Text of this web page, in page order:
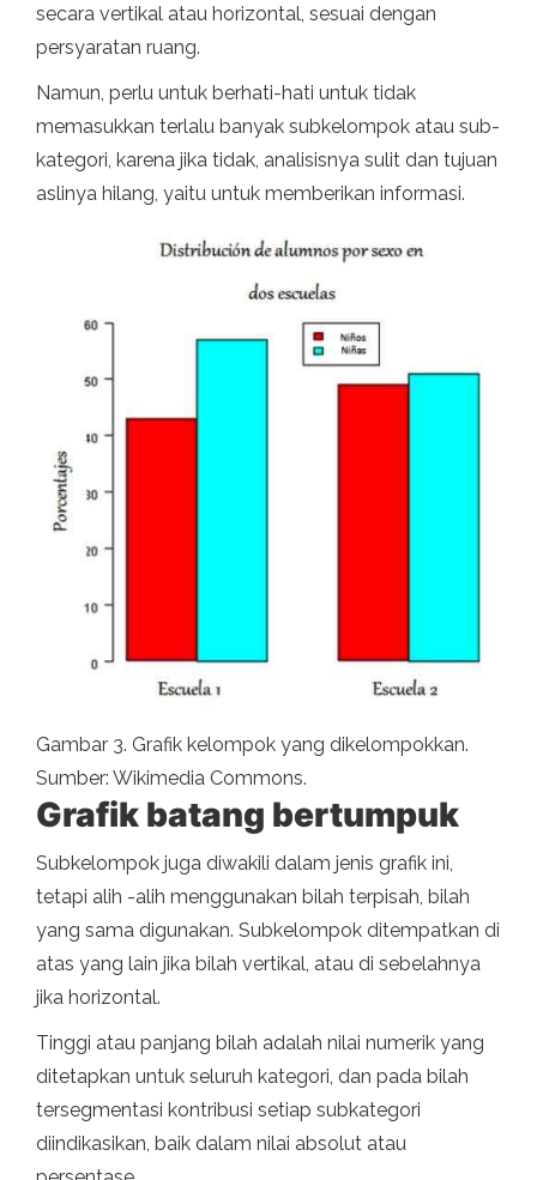
secara vertikal atau horizontal, sesuai dengan
persyaratan ruang.
Namun, perlu untuk berhati-hati untuk tidak
memasukkan terlalu banyak subkelompok atau sub-
kategori, karena jika tidak, analisisnya sulit dan tujuan
aslinya hilang, yaitu untuk memberikan informasi.
Gambar 3. Grafik kelompok yang dikelompokkan.
Sumber: Wikimedia Commons.
Grafik batang bertumpuk
Subkelompok juga diwakili dalam jenis grafik ini,
tetapi alih -alih menggunakan bilah terpisah, bilah
yang sama digunakan. Subkelompok ditempatkan di
atas yang lain jika bilah vertikal, atau di sebelahnya
jika horizontal.
Tinggi atau panjang bilah adalah nilai numerik yang
ditetapkan untuk seluruh kategori, dan pada bilah
tersegmentasi kontribusi setiap subkategori
diindikasikan, baik dalam nilai absolut atau